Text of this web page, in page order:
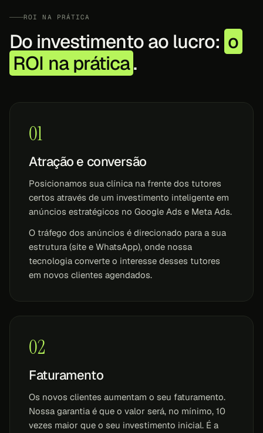
ROI NA PRÁTICA
Do investimento ao lucro: o
ROI na prática.
01
Atração e conversão
Posicionamos sua clínica na frente dos tutores
certos através de um investimento inteligente em
anúncios estratégicos no Google Ads e Meta Ads.
O tráfego dos anúncios é direcionado para a sua
estrutura (site e WhatsApp), onde nossa
tecnologia converte o interesse desses tutores
em novos clientes agendados.
02
Faturamento
Os novos clientes aumentam o seu faturamento.
Nossa garantia é que o valor será, no mínimo, 10
vezes maior que o seu investimento inicial. É a